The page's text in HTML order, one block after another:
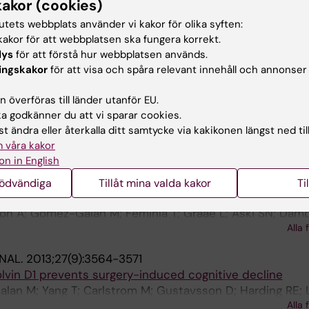
Effects of Brief Sevoflurane Anesthesia During the Early
T; Gomez-Galan M; Zhang Y; Zhou K; Li T; Xu G; Blomgren
Terrando N
autophagic-lysosomal function implicates Lmx1b in
A; Alvarsson A; Volakakis N; Jacobsen JK;
Yoshitake T; Deng Q; Kehr J; Ericson J; Svenningsson P;
T
JOURNAL.2015;9:1-6
in a rat model of depression: the effects of
A; Gómez-Galán M; Feminía T; Graae L; Aski SN;
Alla
2013;27(9):3564-3571
D1 prevents surgery-induced cognitive decline
M; Yang T; Carlstrom M; Gustavsson D; Harding RE;
Alla
(cookies)
webbplats använder vi kakor för olika syften:
för att webbplatsen ska fungera korrekt.
för att förstå hur webbplatsen används.
för att visa och spåra relevant innehåll och
överföras till länder utanför EU.
godkänner du att vi sparar cookies.
ändra eller återkalla ditt samtycke via kakikonen längst ned
våra kakor
in English
Tillåt mina valda kakor